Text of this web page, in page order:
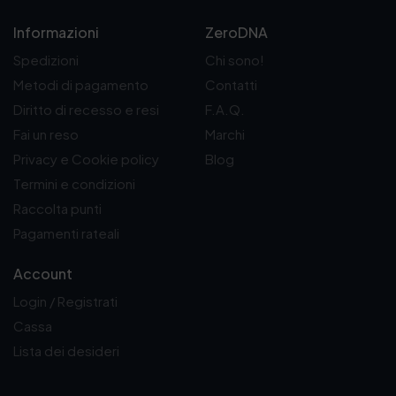
Informazioni
Spedizioni
Metodi di pagamento
Diritto di recesso e resi
Fai un reso
Privacy e Cookie policy
Termini e condizioni
Raccolta punti
Pagamenti rateali
Account
Login / Registrati
Cassa
Lista dei desideri
ZeroDNA
Chi sono!
Contatti
F.A.Q.
Marchi
Blog